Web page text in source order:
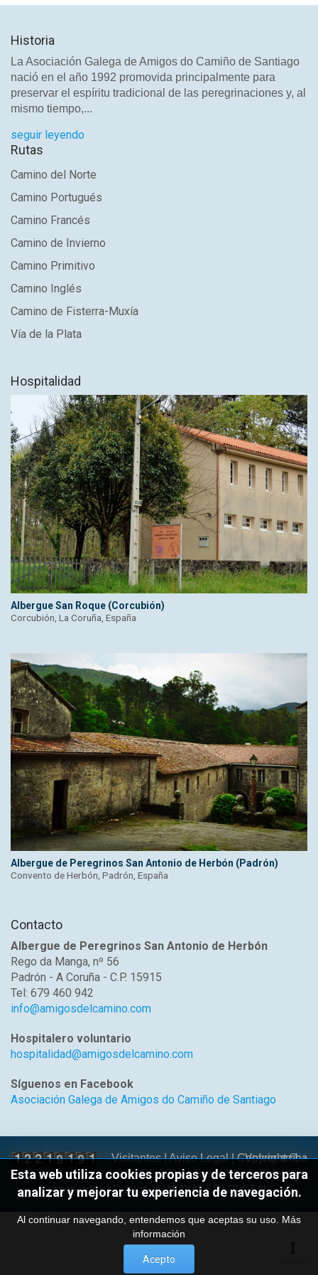
Historia
La Asociación Galega de Amigos do Camiño de Santiago
nació en el año 1992 promovida principalmente para
preservar el espíritu tradicional de las peregrinaciones y, al
mismo tiempo,...
seguir leyendo
Rutas
Camino del Norte
Camino Portugués
Camino Francés
Camino de Invierno
Camino Primitivo
Camino Inglés
Camino de Fisterra-Muxía
Vía de la Plata
Hospitalidad
Albergue San Roque (Corcubión)
Corcubión, La Coruña, España
Albergue de Peregrinos San Antonio de Herbón (Padrón)
Convento de Herbón, Padrón, España
Contacto
Albergue de Peregrinos San Antonio de Herbón
Rego da Manga, nº 56
Padrón - A Coruña - C.P. 15915
Tel: 679 460 942
info@amigosdelcamino.com
Hospitalero voluntario
hospitalidad@amigosdelcamino.com
Síguenos en Facebook
Asociación Galega de Amigos do Camiño de Santiago
Volver arriba
Visitantes |Aviso Legal| Copyright ©
AGACS 2017 | Todos los derechos
reservados | Design byNOVATEDI DIXITAL
Esta web utiliza cookies propias y de terceros para
analizar y mejorar tu experiencia de navegación.
Al continuar navegando, entendemos que aceptas su uso. Más
información
Acepto